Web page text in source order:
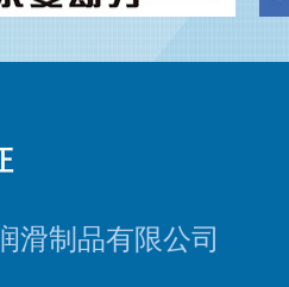
滑制品有限公司